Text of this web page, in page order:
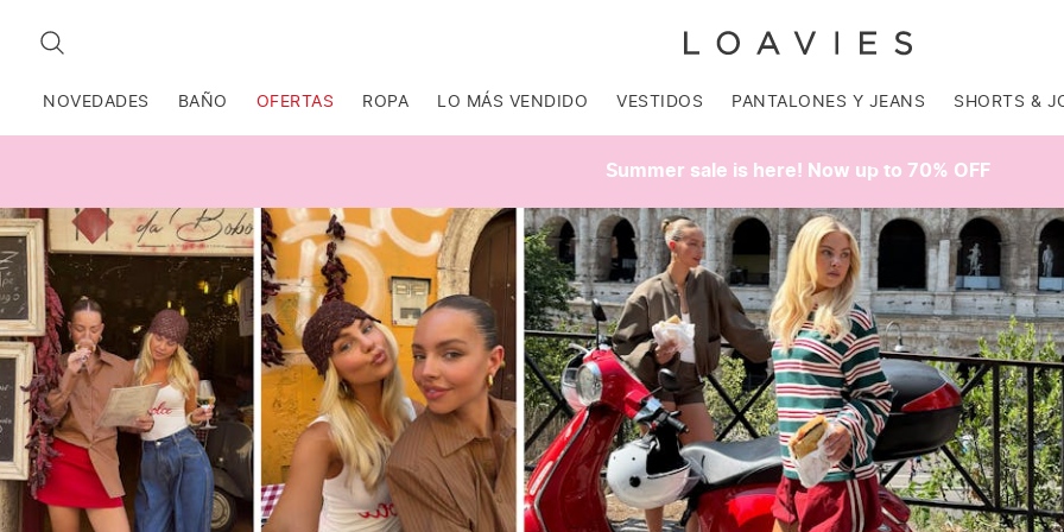
BUSCAR
NOVEDADES BAÑO OFERTAS ROPA LO MÁS VENDIDO VESTIDOS PANTALONES Y JEANS SHORTS &
Summer sale is here! Now up to 70% OFF